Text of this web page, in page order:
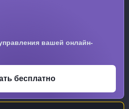
вашей онлайн-
бесплатно